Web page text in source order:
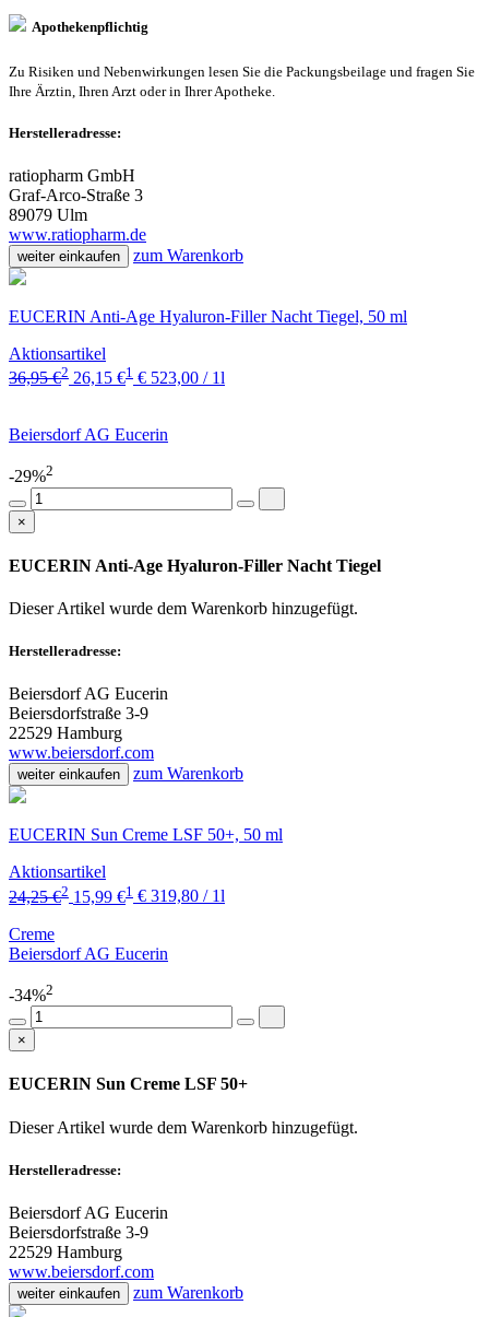
Apothekenpflichtig
Zu Risiken und Nebenwirkungen lesen Sie die Packungsbeilage und fragen Sie
Ihre Ärztin, Ihren Arzt oder in Ihrer Apotheke.
Herstelleradresse:
ratiopharm GmbH
Graf-Arco-Straße 3
89079 Ulm
www.ratiopharm.de
weiter einkaufen zum Warenkorb
EUCERIN Anti-Age Hyaluron-Filler Nacht Tiegel, 50 ml
Aktionsartikel
36,95 €2 26,15 €1 € 523,00 / 1l
Beiersdorf AG Eucerin
-29%2
×
EUCERIN Anti-Age Hyaluron-Filler Nacht Tiegel
Dieser Artikel wurde dem Warenkorb hinzugefügt.
Herstelleradresse:
Beiersdorf AG Eucerin
Beiersdorfstraße 3-9
22529 Hamburg
www.beiersdorf.com
weiter einkaufen zum Warenkorb
EUCERIN Sun Creme LSF 50+, 50 ml
Aktionsartikel
24,25 €2 15,99 €1 € 319,80 / 1l
Creme
Beiersdorf AG Eucerin
-34%2
×
EUCERIN Sun Creme LSF 50+
Dieser Artikel wurde dem Warenkorb hinzugefügt.
Herstelleradresse:
Beiersdorf AG Eucerin
Beiersdorfstraße 3-9
22529 Hamburg
www.beiersdorf.com
weiter einkaufen zum Warenkorb